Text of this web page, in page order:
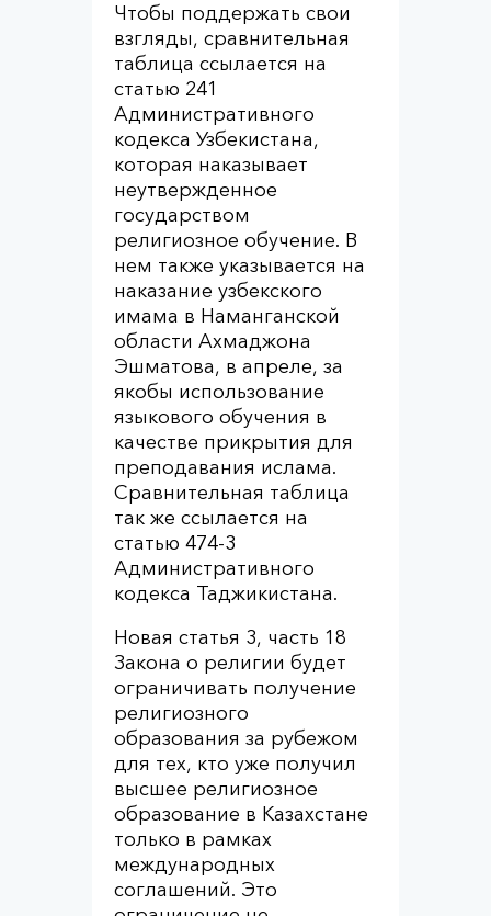
Чтобы поддержать свои
взгляды, сравнительная
таблица ссылается на
статью 241
Административного
кодекса Узбекистана,
которая наказывает
неутвержденное
государством
религиозное обучение. В
нем также указывается на
наказание узбекского
имама в Наманганской
области Ахмаджона
Эшматова, в апреле, за
якобы использование
языкового обучения в
качестве прикрытия для
преподавания ислама.
Сравнительная таблица
так же ссылается на
статью 474-3
Административного
кодекса Таджикистана.
Новая статья 3, часть 18
Закона о религии будет
ограничивать получение
религиозного
образования за рубежом
для тех, кто уже получил
высшее религиозное
образование в Казахстане
только в рамках
международных
соглашений. Это